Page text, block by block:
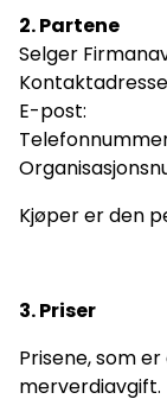
2. Partene
Selger
E-post:
Kjøper er den
3. Priser
Prisene, som
merverdiavgift.